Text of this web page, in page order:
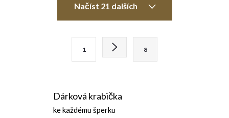
Načíst 21 dalších
1 8
Dárková krabička
ke každému šperku